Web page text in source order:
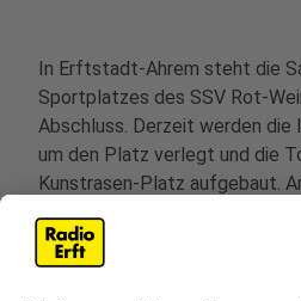
In Erftstadt-Ahrem steht die
Sportplatzes des SSV Rot-
Abschluss. Derzeit werden
um den Platz verlegt und die
Kunstrasen-Platz aufgebaut.
Oktober, wird der Platz nach
wiedereröffnet.